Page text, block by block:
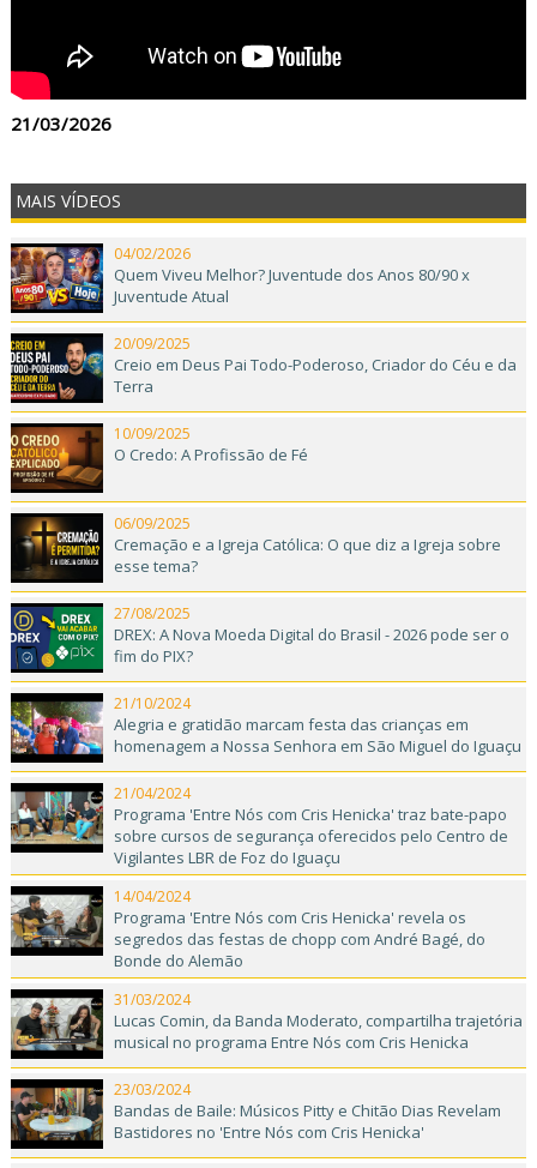
21/03/2026
MAIS VÍDEOS
04/02/2026
Quem Viveu Melhor? Juventude dos Anos 80/90 x
Juventude Atual
20/09/2025
Creio em Deus Pai Todo-Poderoso, Criador do Céu e da
Terra
10/09/2025
O Credo: A Profissão de Fé
06/09/2025
Cremação e a Igreja Católica: O que diz a Igreja sobre
esse tema?
27/08/2025
DREX: A Nova Moeda Digital do Brasil - 2026 pode ser o
fim do PIX?
21/10/2024
Alegria e gratidão marcam festa das crianças em
homenagem a Nossa Senhora em São Miguel do Iguaçu
21/04/2024
Programa 'Entre Nós com Cris Henicka' traz bate-papo
sobre cursos de segurança oferecidos pelo Centro de
Vigilantes LBR de Foz do Iguaçu
14/04/2024
Programa 'Entre Nós com Cris Henicka' revela os
segredos das festas de chopp com André Bagé, do
Bonde do Alemão
31/03/2024
Lucas Comin, da Banda Moderato, compartilha trajetória
musical no programa Entre Nós com Cris Henicka
23/03/2024
Bandas de Baile: Músicos Pitty e Chitão Dias Revelam
Bastidores no 'Entre Nós com Cris Henicka'